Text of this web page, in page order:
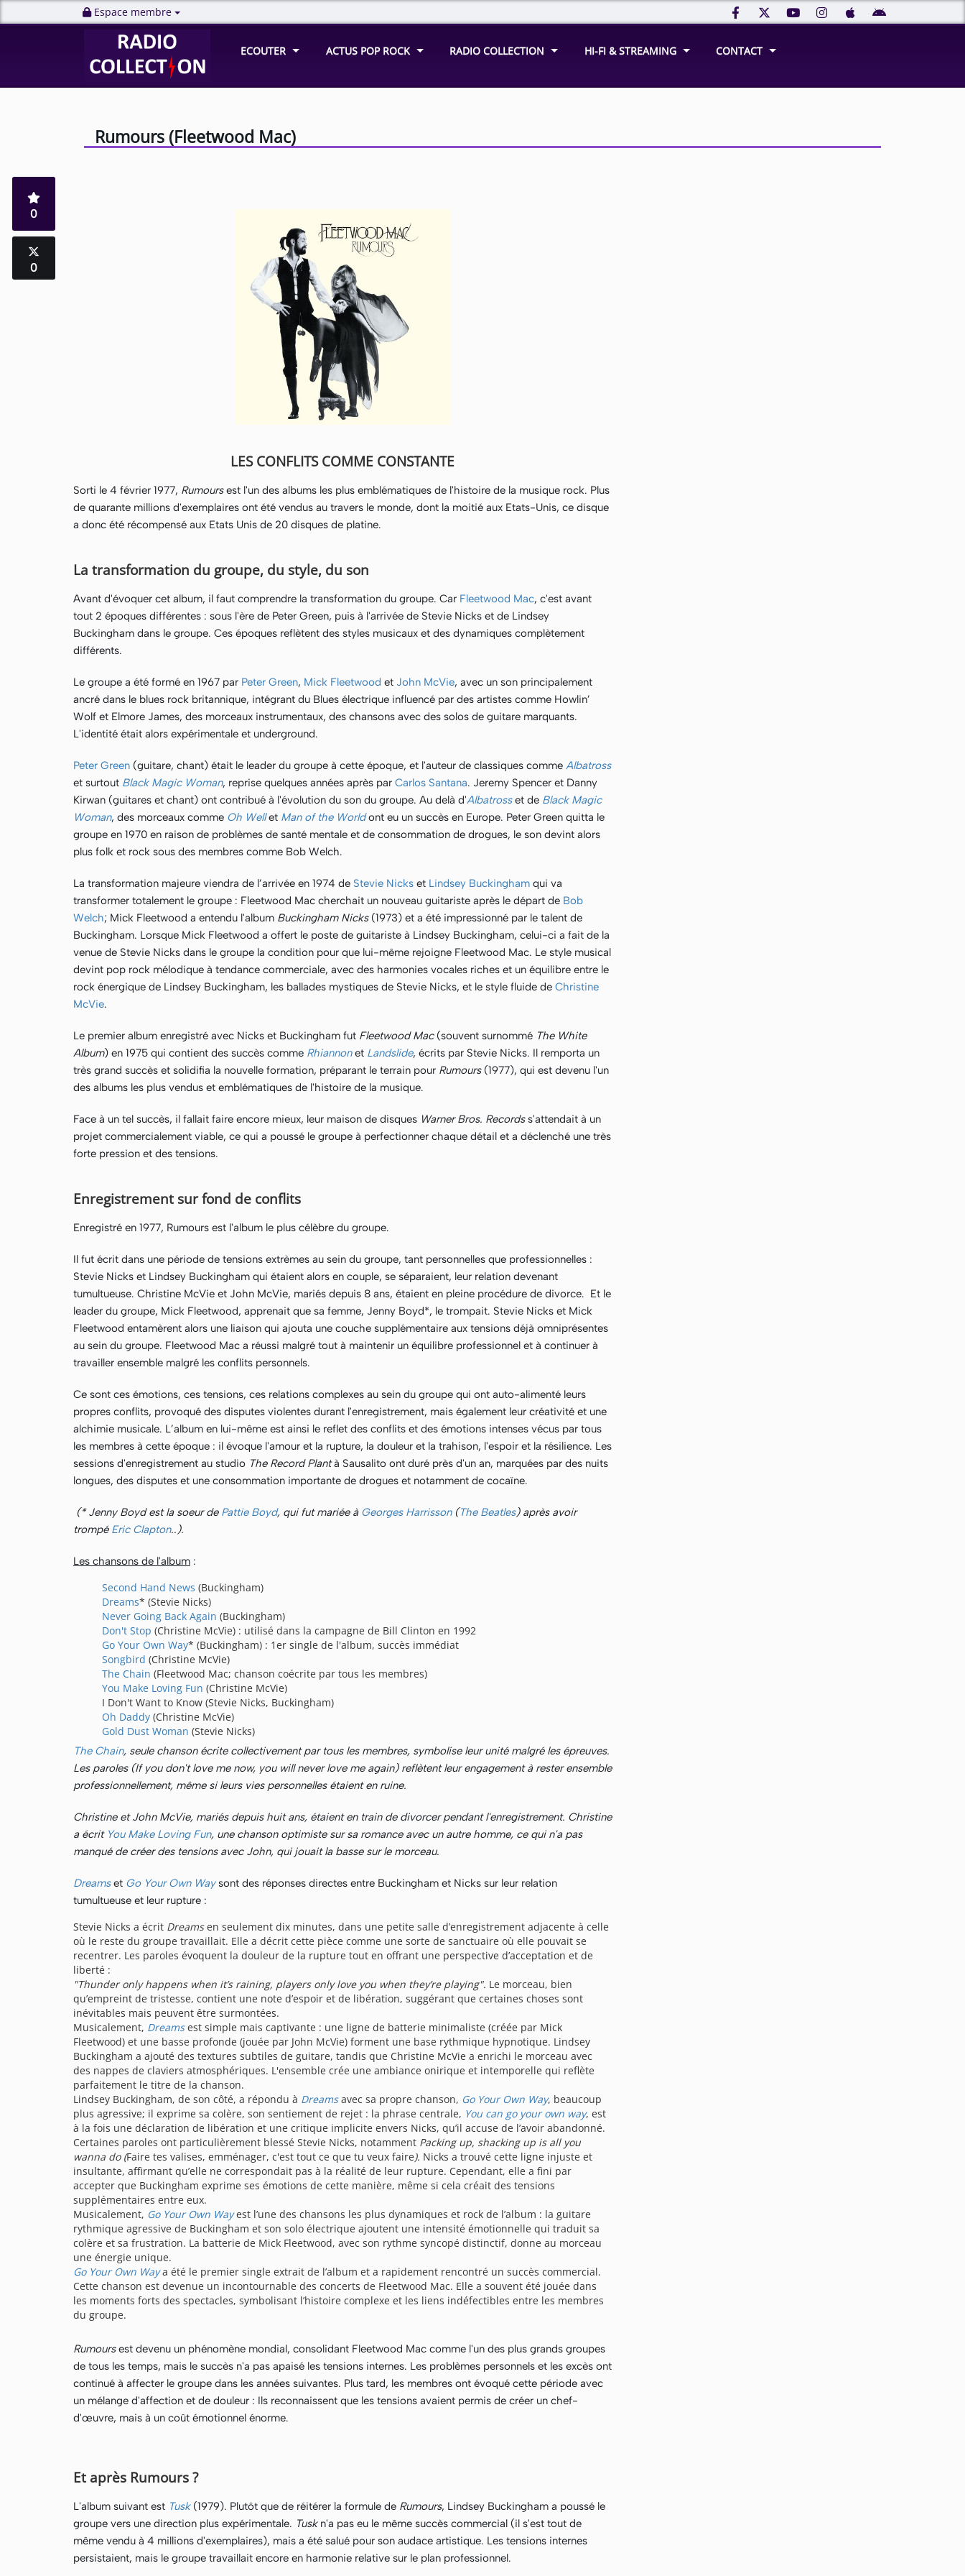
Espace membre
ECOUTER ACTUS POP ROCK RADIO COLLECTION HI-FI & STREAMING CONTACT
Rumours (Fleetwood Mac)
0
0
LES CONFLITS COMME CONSTANTE
Sorti le 4 février 1977, Rumoursest l'un des albums les plus emblématiques de l'histoire de la musique rock. Plus
de quarante millions d'exemplaires ont été vendus au travers le monde, dont la moitié aux Etats-Unis, ce disque
a donc été récompensé aux Etats Unis de 20 disques de platine.
La transformation du groupe, du style, du son
Avant d'évoquer cet album, il faut comprendre la transformation du groupe. Car Fleetwood Mac, c'est avant
tout 2 époques différentes : sous l'ère de Peter Green, puis à l'arrivée de Stevie Nicks et de Lindsey
Buckingham dans le groupe. Ces époques reflètent des styles musicaux et des dynamiques complètement
différents.
Le groupe a été formé en 1967 par Peter Green, Mick Fleetwood et John McVie, avec un son principalement
ancré dans le blues rock britannique, intégrant du Blues électrique influencé par des artistes comme Howlin’
Wolf et Elmore James, des morceaux instrumentaux, des chansons avec des solos de guitare marquants.
L'identité était alors expérimentale et underground.
Peter Green (guitare, chant) était le leader du groupe à cette époque, et l'auteur de classiques comme Albatross
et surtout Black Magic Woman, reprise quelques années après par Carlos Santana. Jeremy Spencer et Danny
Kirwan (guitares et chant) ont contribué à l'évolution du son du groupe. Au delà d'Albatrosset de Black Magic
Woman, des morceaux comme Oh Well et Man of the World ont eu un succès en Europe. Peter Green quitta le
groupe en 1970 en raison de problèmes de santé mentale et de consommation de drogues, le son devint alors
plus folk et rock sous des membres comme Bob Welch.
La transformation majeure viendra de l’arrivée en 1974 de Stevie Nicks et Lindsey Buckingham qui va
transformer totalement le groupe : Fleetwood Mac cherchait un nouveau guitariste après le départ de Bob
Welch; Mick Fleetwood a entendu l'album Buckingham Nicks (1973) et a été impressionné par le talent de
Buckingham. Lorsque Mick Fleetwood a offert le poste de guitariste à Lindsey Buckingham, celui-ci a fait de la
venue de Stevie Nicks dans le groupe la condition pour que lui-même rejoigne Fleetwood Mac. Le style musical
devint pop rock mélodique à tendance commerciale, avec des harmonies vocales riches et un équilibre entre le
rock énergique de Lindsey Buckingham, les ballades mystiques de Stevie Nicks, et le style fluide de Christine
McVie.
Le premier album enregistré avec Nicks et Buckingham fut Fleetwood Mac(souvent surnommé The White
Album) en 1975 qui contient des succès comme Rhiannon et Landslide, écrits par Stevie Nicks. Il remporta un
très grand succès et solidifia la nouvelle formation, préparant le terrain pour Rumours (1977), qui est devenu l'un
des albums les plus vendus et emblématiques de l'histoire de la musique.
Face à un tel succès, il fallait faire encore mieux, leur maison de disques Warner Bros. Recordss'attendait à un
projet commercialement viable, ce qui a poussé le groupe à perfectionner chaque détail et a déclenché une très
forte pression et des tensions.
Enregistrement sur fond de conflits
Enregistré en 1977, Rumours est l'album le plus célèbre du groupe.
Il fut écrit dans une période de tensions extrèmes au sein du groupe, tant personnelles que professionnelles :
Stevie Nicks et Lindsey Buckingham qui étaient alors en couple, se séparaient, leur relation devenant
tumultueuse. Christine McVie et John McVie, mariés depuis 8 ans, étaient en pleine procédure de divorce. Et le
leader du groupe, Mick Fleetwood, apprenait que sa femme, Jenny Boyd*, le trompait. Stevie Nicks et Mick
Fleetwood entamèrent alors une liaison qui ajouta une couche supplémentaire aux tensions déjà omniprésentes
au sein du groupe. Fleetwood Mac a réussi malgré tout à maintenir un équilibre professionnel et à continuer à
travailler ensemble malgré les conflits personnels.
Ce sont ces émotions, ces tensions, ces relations complexes au sein du groupe qui ont auto-alimenté leurs
propres conflits, provoqué des disputes violentes durant l'enregistrement, mais également leur créativité et une
alchimie musicale. L’album en lui-même est ainsi le reflet des conflits et des émotions intenses vécus par tous
les membres à cette époque : il évoque l'amour et la rupture, la douleur et la trahison, l'espoir et la résilience. Les
sessions d'enregistrement au studio The Record Plantà Sausalito ont duré près d'un an, marquées par des nuits
longues, des disputes et une consommation importante de drogues et notamment de cocaïne.
(* Jenny Boyd est la soeur de Pattie Boyd, qui fut mariée à Georges Harrisson(The Beatles) après avoir
trompé Eric Clapton..).
Les chansons de l'album :
Second Hand News (Buckingham)
Dreams* (Stevie Nicks)
Never Going Back Again (Buckingham)
Don't Stop (Christine McVie) : utilisé dans la campagne de Bill Clinton en 1992
Go Your Own Way* (Buckingham) : 1er single de l'album, succès immédiat
Songbird (Christine McVie)
The Chain (Fleetwood Mac; chanson coécrite par tous les membres)
You Make Loving Fun (Christine McVie)
I Don't Want to Know (Stevie Nicks, Buckingham)
Oh Daddy (Christine McVie)
Gold Dust Woman (Stevie Nicks)
The Chain, seule chanson écrite collectivement par tous les membres, symbolise leur unité malgré les épreuves.
Les paroles (If you don't love me now, you will never love me again) reflètent leur engagement à rester ensemble
professionnellement, même si leurs vies personnelles étaient en ruine.
Christine et John McVie, mariés depuis huit ans, étaient en train de divorcer pendant l'enregistrement. Christine
a écrit You Make Loving Fun, une chanson optimiste sur sa romance avec un autre homme, ce qui n'a pas
manqué de créer des tensions avec John, qui jouait la basse sur le morceau.
Dreams et Go Your Own Waysont des réponses directes entre Buckingham et Nicks sur leur relation
tumultueuse et leur rupture :
Stevie Nicks a écrit Dreamsen seulement dix minutes, dans une petite salle d’enregistrement adjacente à celle
où le reste du groupe travaillait. Elle a décrit cette pièce comme une sorte de sanctuaire où elle pouvait se
recentrer. Les paroles évoquent la douleur de la rupture tout en offrant une perspective d’acceptation et de
liberté :
"Thunder only happens when it’s raining, players only love you when they’re playing". Le morceau, bien
qu’empreint de tristesse, contient une note d’espoir et de libération, suggérant que certaines choses sont
inévitables mais peuvent être surmontées.
Musicalement, Dreamsest simple mais captivante : une ligne de batterie minimaliste (créée par Mick
Fleetwood) et une basse profonde (jouée par John McVie) forment une base rythmique hypnotique. Lindsey
Buckingham a ajouté des textures subtiles de guitare, tandis que Christine McVie a enrichi le morceau avec
des nappes de claviers atmosphériques. L'ensemble crée une ambiance onirique et intemporelle qui reflète
parfaitement le titre de la chanson.
Lindsey Buckingham, de son côté, a répondu à Dreamsavec sa propre chanson, Go Your Own Way, beaucoup
plus agressive; il exprime sa colère, son sentiement de rejet : la phrase centrale, You can go your own way, est
à la fois une déclaration de libération et une critique implicite envers Nicks, qu’il accuse de l’avoir abandonné.
Certaines paroles ont particulièrement blessé Stevie Nicks, notamment Packing up, shacking up is all you
wanna do (Faire tes valises, emménager, c'est tout ce que tu veux faire). Nicks a trouvé cette ligne injuste et
insultante, affirmant qu’elle ne correspondait pas à la réalité de leur rupture. Cependant, elle a fini par
accepter que Buckingham exprime ses émotions de cette manière, même si cela créait des tensions
supplémentaires entre eux.
Musicalement, Go Your Own Wayest l’une des chansons les plus dynamiques et rock de l’album : la guitare
rythmique agressive de Buckingham et son solo électrique ajoutent une intensité émotionnelle qui traduit sa
colère et sa frustration. La batterie de Mick Fleetwood, avec son rythme syncopé distinctif, donne au morceau
une énergie unique.
Go Your Own Waya été le premier single extrait de l’album et a rapidement rencontré un succès commercial.
Cette chanson est devenue un incontournable des concerts de Fleetwood Mac. Elle a souvent été jouée dans
les moments forts des spectacles, symbolisant l’histoire complexe et les liens indéfectibles entre les membres
du groupe.
Rumoursest devenu un phénomène mondial, consolidant Fleetwood Mac comme l'un des plus grands groupes
de tous les temps, mais le succès n'a pas apaisé les tensions internes. Les problèmes personnels et les excès ont
continué à affecter le groupe dans les années suivantes. Plus tard, les membres ont évoqué cette période avec
un mélange d'affection et de douleur : Ils reconnaissent que les tensions avaient permis de créer un chef-
d'œuvre, mais à un coût émotionnel énorme.
Et après Rumours ?
L'album suivant est Tusk(1979). Plutôt que de réitérer la formule de Rumours, Lindsey Buckingham a poussé le
groupe vers une direction plus expérimentale. Tuskn'a pas eu le même succès commercial (il s'est tout de
même vendu à 4 millions d'exemplaires), mais a été salué pour son audace artistique. Les tensions internes
persistaient, mais le groupe travaillait encore en harmonie relative sur le plan professionnel.